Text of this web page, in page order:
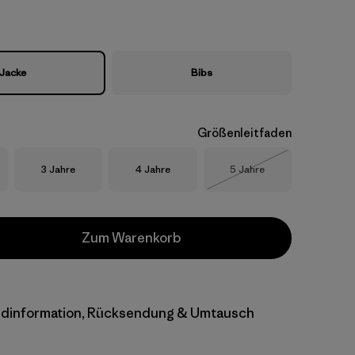
Jacke Bibs
Größenleitfaden
Größe
3 Jahre Größe
4 Jahre Größe
5 Jahre
Zum Warenkorb
Rücksendung & Umtausch